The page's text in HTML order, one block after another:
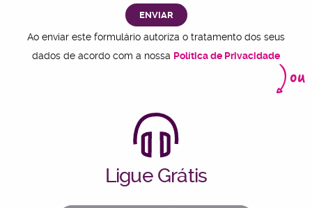
ENVIAR
Ao enviar este formulário autoriza o tratamento dos seus
dados de acordo com a nossa Política de Privacidade
ou
Ligue Grátis